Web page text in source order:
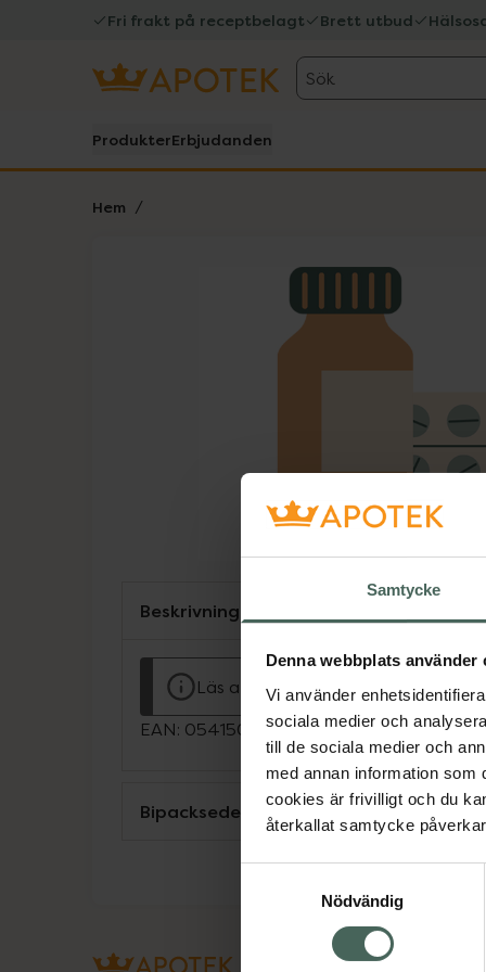
Samtycke
Denna webbplats använder
Vi använder
sociala medier och
till de sociala medier och
med annan information som
cookies är frivilligt och du
återkallat samtycke
Nödvändig
Fri frakt på receptbelagt Brett utbud
Sök
ProdukterErbjudanden
Hem
Lista: . Innehåller 1 objekt.
Beskrivning
Läs alltid bipacksedeln innan
EAN: 05415062358825
Bipacksedel från FASS